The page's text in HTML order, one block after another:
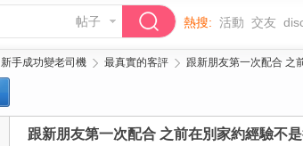
帖子 熱搜: 活動 交友
新手成功變老司機
›
最真實的客評
›
跟新朋友第一次配合 之
跟新朋友第一次配合 之前在別家約經驗不